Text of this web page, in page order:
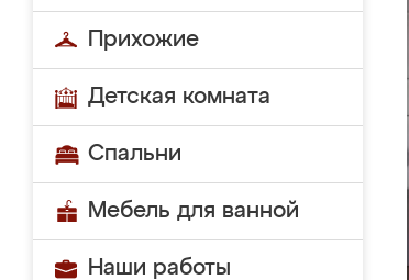
Прихожие
Детская комната
Спальни
Мебель для ванной
Наши работы